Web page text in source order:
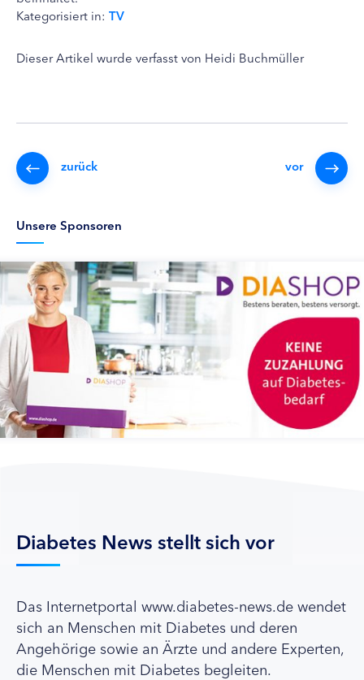
Kategorisiert in: TV
Dieser Artikel wurde verfasst von Heidi Buchmüller
zurück vor
Unsere Sponsoren
Diabetes News stellt sich vor
Das Internetportal www.diabetes-news.de wendet
sich an Menschen mit Diabetes und deren
Angehörige sowie an Ärzte und andere Experten,
die Menschen mit Diabetes begleiten.